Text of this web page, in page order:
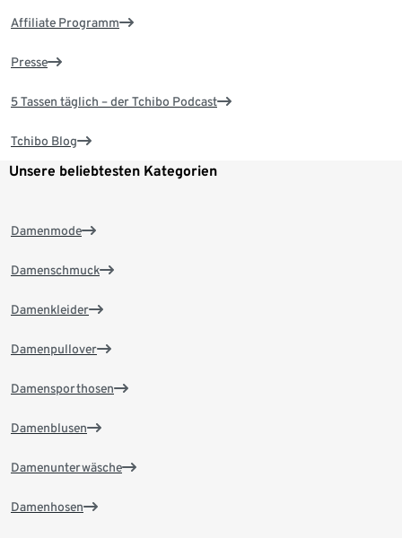
Affiliate Programm
Presse
5 Tassen täglich – der Tchibo Podcast
Tchibo Blog
Unsere beliebtesten Kategorien
Damenmode
Damenschmuck
Damenkleider
Damenpullover
Damensporthosen
Damenblusen
Damenunterwäsche
Damenhosen